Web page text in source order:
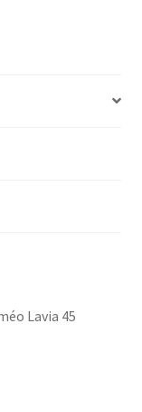
Lavia 45